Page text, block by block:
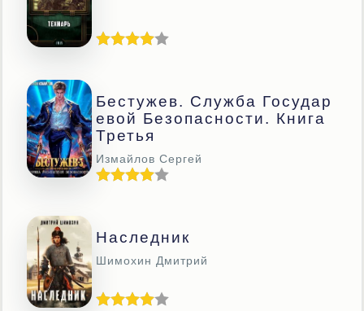
Бестужев. Служба Государ
Евой Безопасности. Книга
Третья
Измайлов Сергей
Наследник
Шимохин Дмитрий